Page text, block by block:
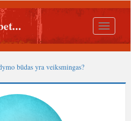
Toggle
būdas yra veiksmingas?